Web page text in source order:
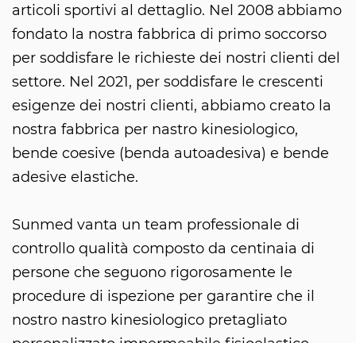
articoli sportivi al dettaglio. Nel 2008 abbiamo
fondato la nostra fabbrica di primo soccorso
per soddisfare le richieste dei nostri clienti del
settore. Nel 2021, per soddisfare le crescenti
esigenze dei nostri clienti, abbiamo creato la
nostra fabbrica per nastro kinesiologico,
bende coesive (benda autoadesiva) e bende
adesive elastiche.
Sunmed vanta un team professionale di
controllo qualità composto da centinaia di
persone che seguono rigorosamente le
procedure di ispezione per garantire che il
nostro nastro kinesiologico pretagliato